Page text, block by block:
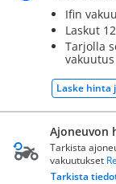
Ifin
Laskut
Tarjolla
vakuutus
Laske hinta
Ajoneuvon
Tarkista
vakuutukset
Tarkista